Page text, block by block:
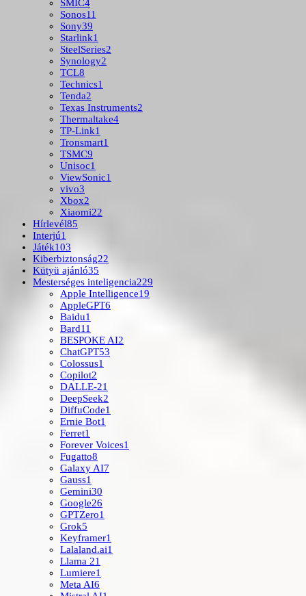
SMIC4
Sonos11
Sony39
Starlink1
SteelSeries2
Synology2
TCL8
Technics1
Tenda2
Texas Instruments2
Thermaltake4
TP-Link1
Tronsmart1
TSMC9
Unisoc1
ViewSonic1
vivo3
Xbox2
Xiaomi22
Hírlevél85
Interjú1
Játék103
Kiberbiztonság22
Kütyü ajánló35
Mesterséges inteligencia229
Apple Intelligence19
AppleGPT6
Baidu1
Bard11
BESPOKE AI2
ChatGPT53
Colossus1
Copilot2
DALLE-21
DeepSeek2
DiffuCode1
Ernie Bot1
Ferret1
Forever Voices1
Fugatto8
Galaxy AI7
Gauss1
Gemini30
Google26
GPTZero1
Grok5
Keyframer1
Lalaland.ai1
Llama 21
Lumiere1
Meta AI6